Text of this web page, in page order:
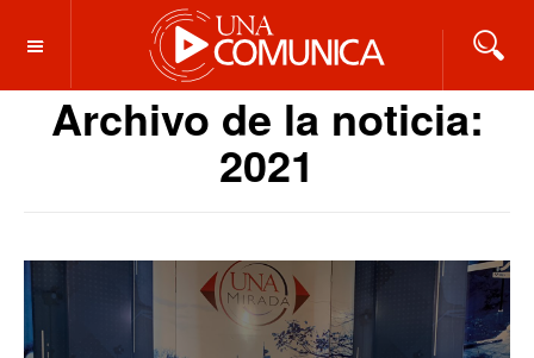
OFF CANVAS
Archivo de la noticia:
2021